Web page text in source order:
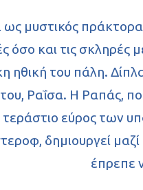
μυστικός
όσο και τις
ηθική του πάλη.
του, Ραΐσα. Η Ραπάς,
τεράστιο εύρος των
δημιουργεί μαζί
έπρεπε